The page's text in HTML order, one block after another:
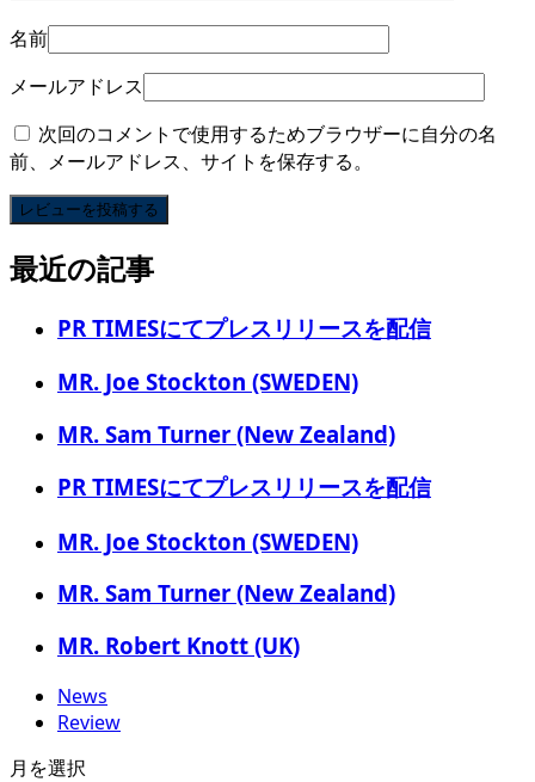
名前
メールアドレス
次回のコメントで使用するためブラウザーに自分の名
前、メールアドレス、サイトを保存する。
最近の記事
PR TIMESにてプレスリリースを配信
MR. Joe Stockton (SWEDEN)
MR. Sam Turner (New Zealand)
PR TIMESにてプレスリリースを配信
MR. Joe Stockton (SWEDEN)
MR. Sam Turner (New Zealand)
MR. Robert Knott (UK)
News
Review
月を選択